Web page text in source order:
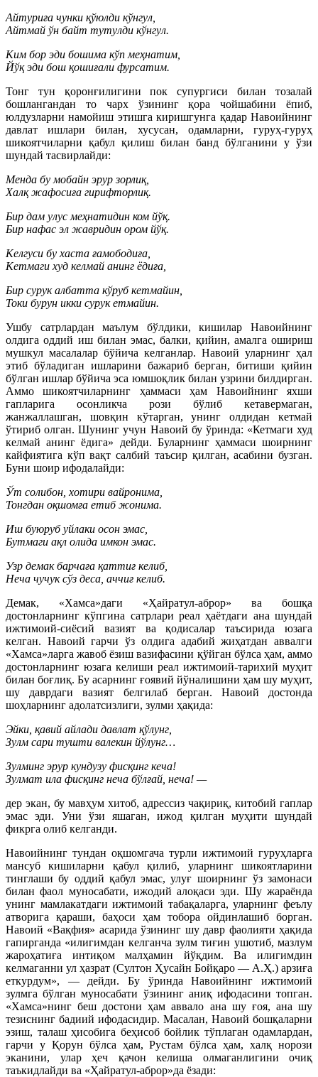
Айтуриға чунки қўюлди кўнгул,
Айтмай ўн байт тутулди кўнгул.
Ким бор эди бошима кўп меҳнатим,
Йўқ эди бош қошиғали фурсатим.
Тонг тун қоронғилигини пок супургиси билан тозалай
бошлангандан то чарх ўзининг қора чойшабини ёпиб,
юлдузларни намойиш этишга киришгунга қадар Навоийнинг
давлат ишлари билан, хусусан, одамларни, гуруҳ-гуруҳ
шикоятчиларни қабул қилиш билан банд бўлганини у ўзи
шундай тасвирлайди:
Менда бу мобайн эрур зорлиқ,
Халқ жафосиға гирифторлиқ.
Бир дам улус меҳнатидин ком йўқ.
Бир нафас эл жавридин ором йўқ.
Келгуси бу хаста ғамободиға,
Кетмаги худ келмай анинг ёдиға,
Бир сурук албатта кўруб кетмайин,
Токи бурун икки сурук етмайин.
Ушбу сатрлардан маълум бўлдики, кишилар Навоийнинг
олдига оддий иш билан эмас, балки, қийин, амалга ошириш
мушкул масалалар бўйича келганлар. Навоий уларнинг ҳал
этиб бўладиган ишларини бажариб берган, битиши қийин
бўлган ишлар бўйича эса юмшоқлик билан узрини билдирган.
Аммо шикоятчиларнинг ҳаммаси ҳам Навоийнинг яхши
гапларига осонликча рози бўлиб кетавермаган,
жанжаллашган, шовқин кўтарган, унинг олдидан кетмай
ўтириб олган. Шунинг учун Навоий бу ўринда: «Кетмаги худ
келмай анинг ёдига» дейди. Буларнинг ҳаммаси шоирнинг
кайфиятига кўп вақт салбий таъсир қилган, асабини бузган.
Буни шоир ифодалайди:
Ўт солибон, хотири вайронима,
Тонгдан оқшомға етиб жонима.
Иш буюруб уйлаки осон эмас,
Бутмаги ақл олида имкон эмас.
Узр демак барчаға қаттиғ келиб,
Неча чучук сўз деса, аччиғ келиб.
Демак, «Хамса»даги «Ҳайратул-аброр» ва бошқа
достонларнинг кўпгина сатрлари реал ҳаётдаги ана шундай
ижтимоий-сиёсий вазият ва қодисалар таъсирида юзага
келган. Навоий гарчи ўз олдига адабий жиҳатдан аввалги
«Хамса»ларга жавоб ёзиш вазифасини қўйган бўлса ҳам, аммо
достонларнинг юзага келиши реал ижтимоий-тарихий муҳит
билан боғлиқ. Бу асарнинг ғоявий йўналишини ҳам шу муҳит,
шу даврдаги вазият белгилаб берган. Навоий достонда
шоҳларнинг адолатсизлиги, зулми ҳақида:
Эйки, қавий айлади давлат қўлунг,
Зулм сари тушти валекин йўлунг…
Зулминг эрур кундузу фисқинг кеча!
Зулмат ила фисқинг неча бўлғай, неча! —
дер экан, бу мавҳум хитоб, адрессиз чақириқ, китобий гаплар
эмас эди. Уни ўзи яшаган, ижод қилган муҳити шундай
фикрга олиб келганди.
Навоийнинг тундан оқшомгача турли ижтимоий гуруҳларга
мансуб кишиларни қабул қилиб, уларнинг шикоятларини
тинглаши бу оддий қабул эмас, улуғ шоирнинг ўз замонаси
билан фаол муносабати, ижодий алоқаси эди. Шу жараёнда
унинг мамлакатдаги ижтимоий табақаларга, уларнинг феълу
атворига қараши, баҳоси ҳам тобора ойдинлашиб борган.
Навоий «Вақфия» асарида ўзининг шу давр фаолияти ҳақида
гапирганда «илигимдан келганча зулм тиғин ушотиб, мазлум
жароҳатиға интиқом малҳамин йўқдим. Ва илигимдин
келмаганни ул ҳазрат (Султон Ҳусайн Бойқаро — А.Ҳ.) арзиға
еткурдум», — дейди. Бу ўринда Навоийнинг ижтимоий
зулмга бўлган муносабати ўзининг аниқ ифодасини топган.
«Хамса»нинг беш достони ҳам аввало ана шу ғоя, ана шу
тезиснинг бадиий ифодасидир. Масалан, Навоий бошқаларни
эзиш, талаш ҳисобига беҳисоб бойлик тўплаган одамлардан,
гарчи у Қорун бўлса ҳам, Рустам бўлса ҳам, халқ норози
эканини, улар ҳеч қачон келиша олмаганлигини очиқ
таъкидлайди ва «Ҳайратул-аброр»да ёзади: